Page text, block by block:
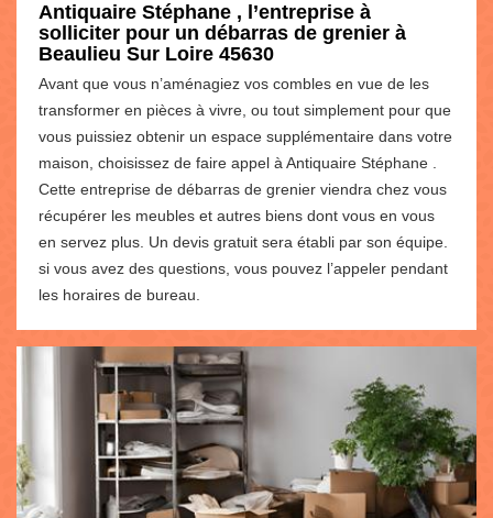
Antiquaire Stéphane , l’entreprise à
solliciter pour un débarras de grenier à
Beaulieu Sur Loire 45630
Avant que vous n’aménagiez vos combles en vue de les
transformer en pièces à vivre, ou tout simplement pour que
vous puissiez obtenir un espace supplémentaire dans votre
maison, choisissez de faire appel à Antiquaire Stéphane .
Cette entreprise de débarras de grenier viendra chez vous
récupérer les meubles et autres biens dont vous en vous
en servez plus. Un devis gratuit sera établi par son équipe.
si vous avez des questions, vous pouvez l’appeler pendant
les horaires de bureau.